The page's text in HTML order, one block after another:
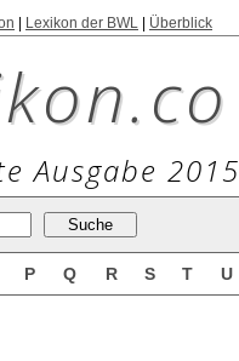
Lexikon der BWL Überblick
Ausgabe 2015
P Q R S T U